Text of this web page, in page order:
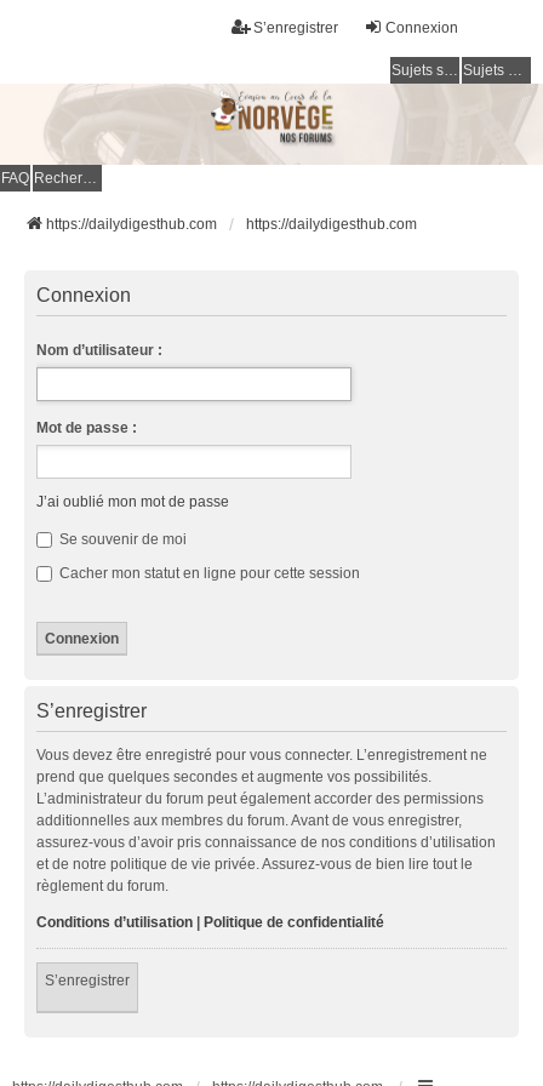
Connexion
S’enregistrer
Sujets sans réponse Sujets actifs
FAQ Rechercher
https://dailydigesthub.com https://dailydigesthub.com
Connexion
Nom d’utilisateur :
Mot de passe :
J’ai oublié mon mot de passe
Se souvenir de moi
Cacher mon statut en ligne pour cette session
S’enregistrer
Vous devez être enregistré pour vous connecter. L’enregistrement ne
prend que quelques secondes et augmente vos possibilités.
L’administrateur du forum peut également accorder des permissions
additionnelles aux membres du forum. Avant de vous enregistrer,
assurez-vous d’avoir pris connaissance de nos conditions d’utilisation
et de notre politique de vie privée. Assurez-vous de bien lire tout le
règlement du forum.
Conditions d’utilisation Politique de confidentialité
S’enregistrer